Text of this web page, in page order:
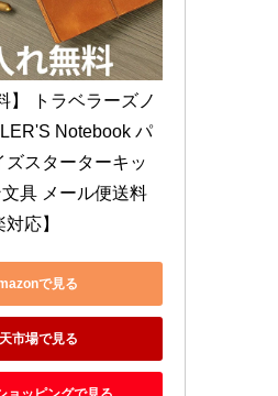
】 トラベラーズノ
Notebook パ
ズスターターキッ
文具 メール便送料
応】
で見る
市場で見る